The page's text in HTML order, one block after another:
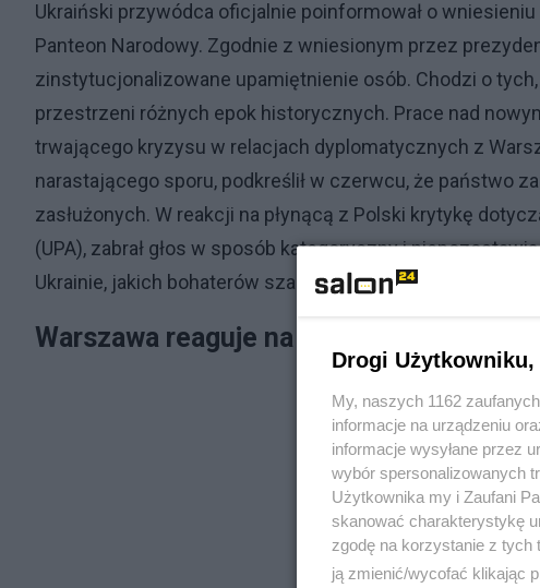
Ukraiński przywódca oficjalnie poinformował o
Panteon Narodowy. Zgodnie z wniesionym przez
zinstytucjonalizowane upamiętnienie osób. Chodzi o
przestrzeni różnych epok historycznych. Prace nad
trwającego kryzysu w relacjach dyplomatycznych z
narastającego sporu, podkreślił w czerwcu, że państwo
zasłużonych. W reakcji na płynącą z Polski krytykę
(UPA), zabrał głos w sposób kategoryczny i
Ukrainie, jakich bohaterów szanować – oświadczył
Warszawa reaguje na kult UPA. Tusk i
Drogi Użytkowniku,
My, naszych 1162
informacje na urządzeniu
informacje wysyłane przez
wybór spersonalizowanych
Użytkownika my i Zaufani
skanować charakterystykę
zgodę na korzystanie z tych
ją zmienić/wycofać klikając